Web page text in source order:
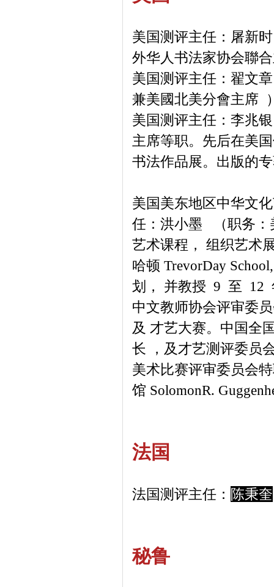
美国测评主任：屠新
外华人书法家协会聯
美国测评主任：翟文
兼美國北美分會主席
美国测评主任：李兆
主席等职。先后在美
书法作品展。出版的
美国美东地区中华文
任：洪小墨 （职务：
艺术课程， 组织艺术
哈顿 TrevorDay
划， 并教授 9 至 12
中文教师协会评审委
及 才艺大赛。中国全
长 ，及才艺测评委员
美术比赛评审委员会
馆 SolomonR.
法国
法国测评主任： 陈秉奎
秘鲁